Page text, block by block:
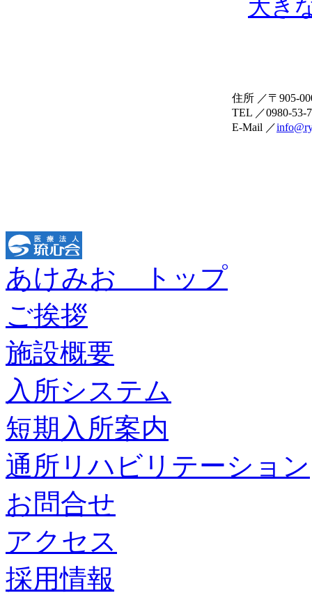
大き
住所 ／〒905-
TEL ／0980-
E-Mail ／
あけみお トップ
ご挨拶
施設概要
入所システム
短期入所案内
通所リハビリテーション
お問合せ
アクセス
採用情報